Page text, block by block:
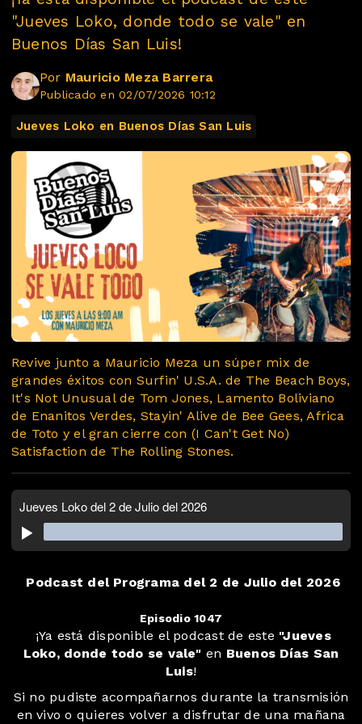
"Jueves Loko, donde todo se vale" en
Buenos Días San Luis!
Por Mauricio Meza Barrera
Publicado en 02/07/2026 10:12
Jueves Loko en Buenos Días San Luis
Revive junto a Mauricio Meza un súper mix de
grandes éxitos con Surfin' U.S.A. de The Beach Boys,
It's Not Unusual de Tom Jones, Lamento Boliviano
de Enanitos Verdes, Stayin' Alive de Bee Gees, Africa
de Toto y el gran cierre con (I Can't Get No)
Satisfaction de The Rolling Stones.
Podcast del Programa del 2 de Julio del 2026
Episodio 1047
️ ¡Ya está disponible el podcast de este "Jueves
Loko, donde todo se vale" en Buenos Días San
Luis!
Si no pudiste acompañarnos durante la transmisión
en vivo o quieres volver a disfrutar de una mañana